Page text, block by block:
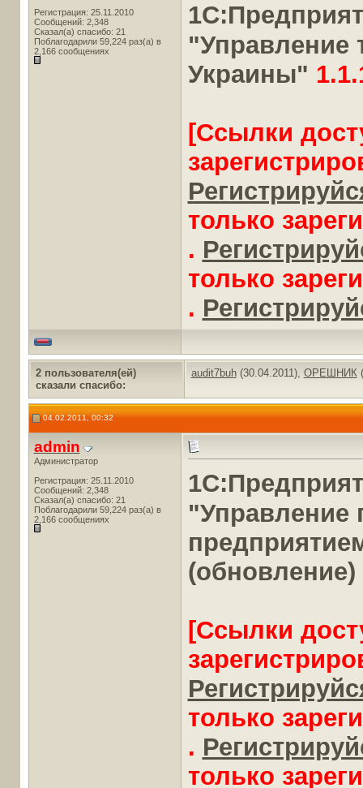
Регистрация: 25.11.2010
Сообщений: 2,348
Сказал(а) спасибо: 21
Поблагодарили 59,224 раз(а) в
2,166 сообщениях
"Управление
Украины"
[Ссылки
только
.
только
.
2 пользователя(ей)
сказали cпасибо:
audit7buh(30.04.2011), ОРЕШНИК
04.02.2011, 00:32
admin
Администратор
Регистрация: 25.11.2010
Сообщений: 2,348
Сказал(а) спасибо: 21
Поблагодарили 59,224 раз(а) в
2,166 сообщениях
"Управление
[Ссылки
только
.
только